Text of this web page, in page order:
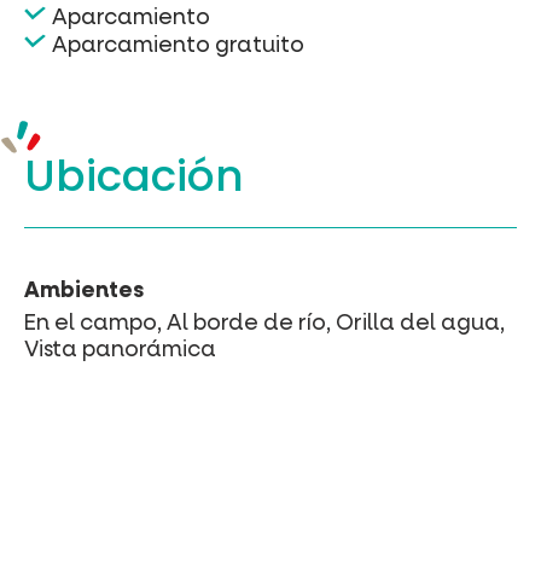
Aparcamiento
Aparcamiento gratuito
Ubicación
Ambientes
En el campo, Al borde de río, Orilla del agua,
Vista panorámica